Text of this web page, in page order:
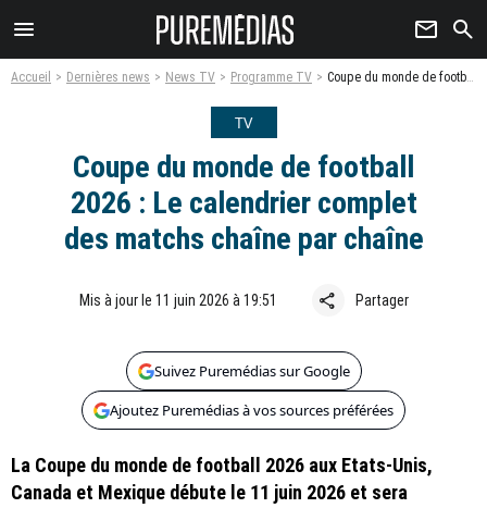
menu newsletter search
Accueil Dernières news News TV Programme TV Coupe du monde de football 2026 : Le calendrier complet des matchs chaîne par chaîne
TV
Coupe du monde de football
2026 : Le calendrier complet
des matchs chaîne par chaîne
Mis à jour le 11 juin 2026 à 19:51 share Partager
Suivez Puremédias sur Google
Ajoutez Puremédias à vos sources préférées
La Coupe du monde de football 2026 aux Etats-Unis,
Canada et Mexique débute le 11 juin 2026 et sera